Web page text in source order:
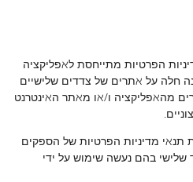
הפרטיות מתייחסת לאפליקציה
חלה על אתרים של צדדים שלישיים
מהאפליקציה ו/או מאתר האינטרנט
מדיניות הפרטיות של הספקים
שלישי בהם נעשה שימוש על ידי